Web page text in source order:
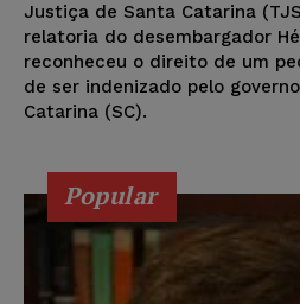
Justiça de Santa Catarina
relatoria do desembargador
reconheceu o direito de um
de ser indenizado pelo
Catarina (SC).
Popular